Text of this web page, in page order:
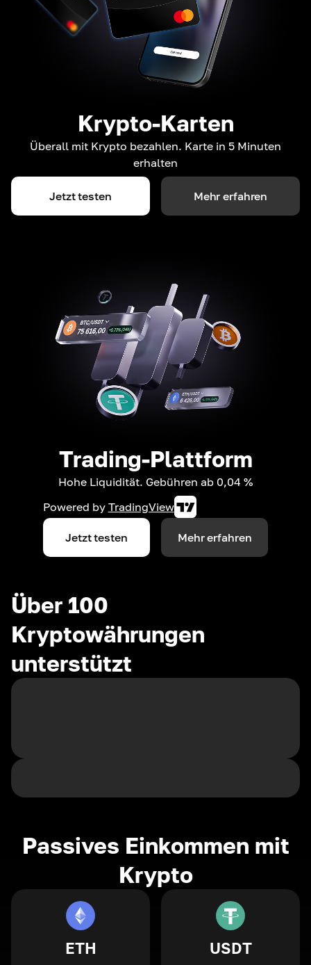
Krypto-Karten
Überall mit Krypto bezahlen. Karte in 5 Minuten
erhalten
Jetzt testen Mehr erfahren
Trading-Plattform
Hohe Liquidität. Gebühren ab 0,04 %
Powered by TradingView
Jetzt testen Mehr erfahren
Über 100
Kryptowährungen
unterstützt
Passives Einkommen mit
Krypto
ETH USDT